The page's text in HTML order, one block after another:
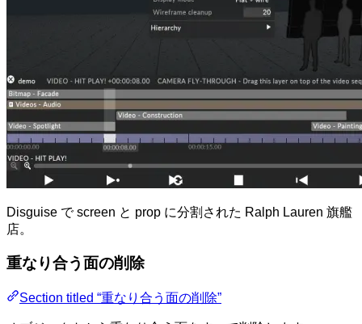
Disguise で screen と prop に分割された Ralph Lauren 旗艦
店。
重なり合う面の削除
Section titled “重なり合う面の削除”